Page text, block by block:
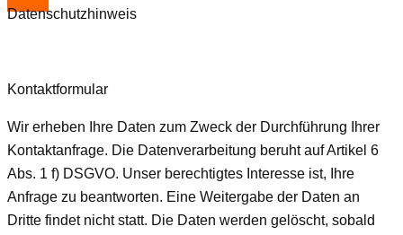
Datenschutzhinweis
Kontaktformular
Wir erheben Ihre Daten zum Zweck der Durchführung Ihrer
Kontaktanfrage. Die Datenverarbeitung beruht auf Artikel 6
Abs. 1 f) DSGVO. Unser berechtigtes Interesse ist, Ihre
Anfrage zu beantworten. Eine Weitergabe der Daten an
Dritte findet nicht statt. Die Daten werden gelöscht, sobald